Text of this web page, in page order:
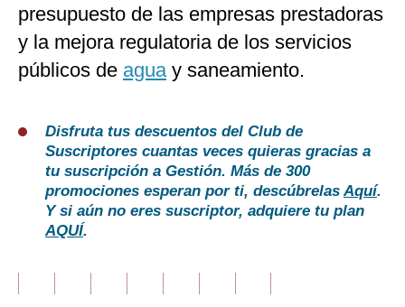
presupuesto de las empresas prestadoras
y la mejora regulatoria de los servicios
públicos de aguay saneamiento.
Disfruta tus descuentos del Club de
Suscriptores cuantas veces quieras gracias a
tu suscripción a Gestión. Más de 300
promociones esperan por ti, descúbrelasAquí.
Y si aún no eres suscriptor, adquiere tu plan
AQUÍ.